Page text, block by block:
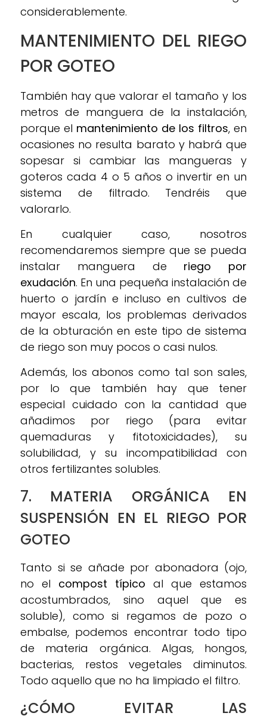
considerablemente.
MANTENIMIENTO DEL RIEGO
POR GOTEO
También hay que valorar el tamaño y los
metros de manguera de la instalación,
porque el mantenimiento de los filtros, en
ocasiones no resulta barato y habrá que
sopesar si cambiar las mangueras y
goteros cada 4 o 5 años o invertir en un
sistema de filtrado. Tendréis que
valorarlo.
En cualquier caso, nosotros
recomendaremos siempre que se pueda
instalar manguera de riego por
exudación. En una pequeña instalación de
huerto o jardín e incluso en cultivos de
mayor escala, los problemas derivados
de la obturación en este tipo de sistema
de riego son muy pocos o casi nulos.
Además, los abonos como tal son sales,
por lo que también hay que tener
especial cuidado con la cantidad que
añadimos por riego (para evitar
quemaduras y fitotoxicidades), su
solubilidad, y su incompatibilidad con
otros fertilizantes solubles.
7. MATERIA ORGÁNICA EN
SUSPENSIÓN EN EL RIEGO POR
GOTEO
Tanto si se añade por abonadora (ojo,
no el compost típico al que estamos
acostumbrados, sino aquel que es
soluble), como si regamos de pozo o
embalse, podemos encontrar todo tipo
de materia orgánica. Algas, hongos,
bacterias, restos vegetales diminutos.
Todo aquello que no ha limpiado el filtro.
¿CÓMO EVITAR LAS